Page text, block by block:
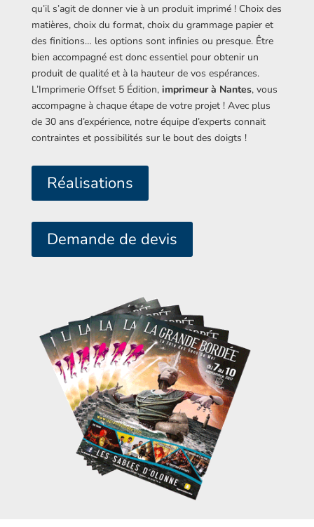
qu’il s’agit de donner vie à un produit imprimé ! Choix des
matières, choix du format, choix du grammage papier et
des finitions… les options sont infinies ou presque. Être
bien accompagné est donc essentiel pour obtenir un
produit de qualité et à la hauteur de vos espérances.
L’Imprimerie Offset 5 Édition,imprimeur à Nantes, vous
accompagne à chaque étape de votre projet ! Avec plus
de 30 ans d’expérience, notre équipe d’experts connait
contraintes et possibilités sur le bout des doigts !
Réalisations
Demande de devis